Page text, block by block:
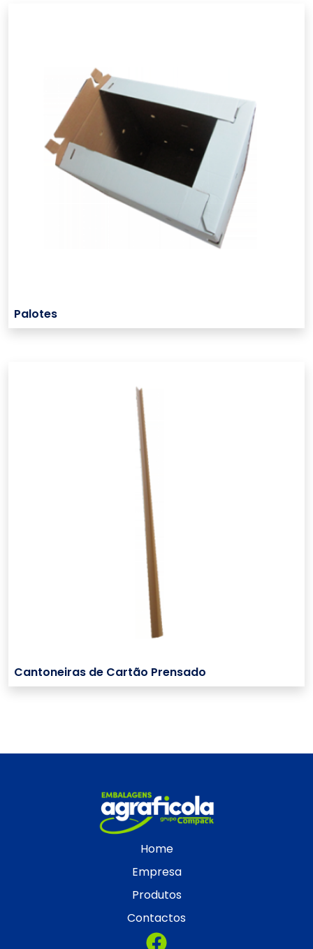
Palotes
Cantoneiras de Cartão Prensado
Home
Empresa
Produtos
Contactos